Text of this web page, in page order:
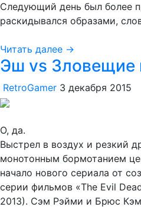
Следующий день был более
раскидывался образами,
Читать далее →
Эш vs Зловещие
RetroGamer 3 декабря 2015
О, да.
Выстрел в воздух и резкий
монотонным бормотанием
начало нового сериала от
серии фильмов «The Evil
2013). Сэм Рэйми и Брюс